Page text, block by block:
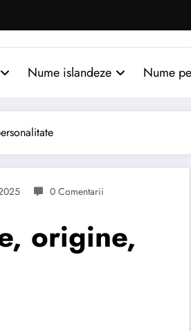
Nume islandeze Nume
0 Comentarii
origine,